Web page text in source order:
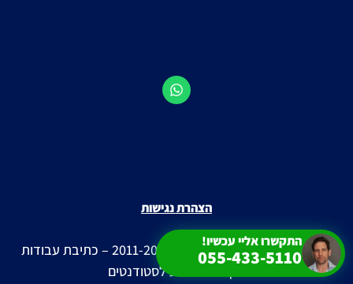
הצהרת נגישות
© כל הזכויות שמורות ל-רסקיו 2011-2026 – כתיבת עבודות
אקדמיות וסיוע לסטודנטים
התקשרו אליי עכשיו!
055-433-5110